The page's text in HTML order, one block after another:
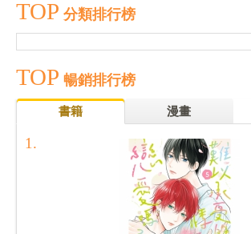
TOP 分類排行榜
TOP 暢銷排行榜
書籍 漫畫